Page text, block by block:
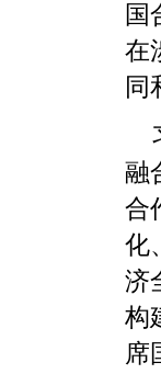
国
在
同
融
合
化
济
构
席